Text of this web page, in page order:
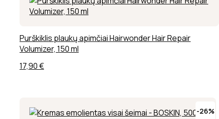
Purškiklis plaukų apimčiai Hairwonder Hair Repair
Volumizer, 150 ml
17,90€
-26%